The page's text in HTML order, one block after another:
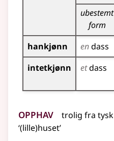
ubestemt
form
hankjønn
endass
intetkjønn
etdass
Opphav trolig fra tysk
‘(lille)huset’